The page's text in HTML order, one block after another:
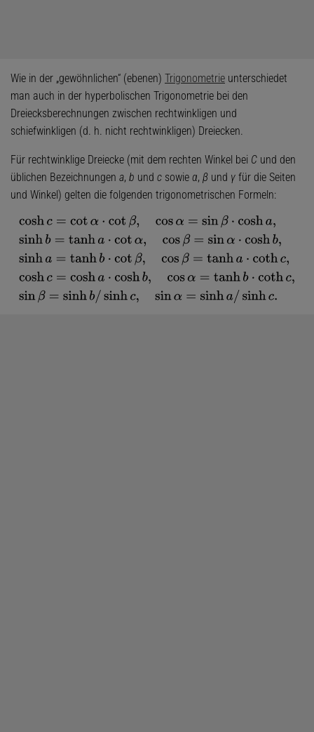
Wie in der „gewöhnlichen“ (ebenen) Trigonometrie unterschiedet
man auch in der hyperbolischen Trigonometrie bei den
Dreiecksberechnungen zwischen rechtwinkligen und
schiefwinkligen (d. h. nicht rechtwinkligen) Dreiecken.
Für rechtwinklige Dreiecke (mit dem rechten Winkel bei C und den
üblichen Bezeichnungen a, b und c sowie α, β und γ für die Seiten
und Winkel) gelten die folgenden trigonometrischen Formeln:
coshc=cot α⋅cotβ,cos α =sin β⋅cosha,sinhb =tanha ⋅cot α,cosβ =sin